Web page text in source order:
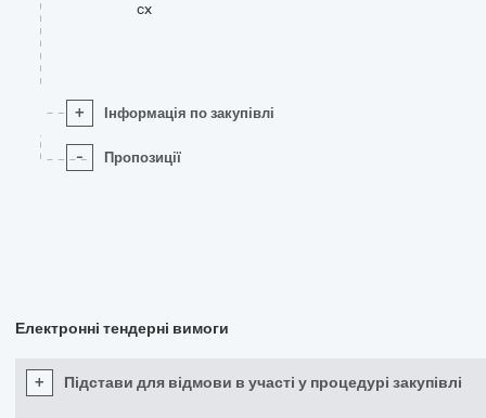
cx
+ Інформація по закупівлі
- Пропозиції
Електронні тендерні вимоги
+ Підстави для відмови в участі у процедурі закупівлі